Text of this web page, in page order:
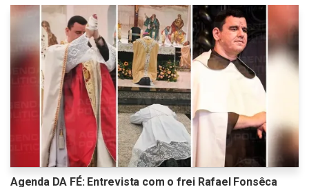
Agenda DA FÉ: Entrevista com o frei Rafael Fonsêca